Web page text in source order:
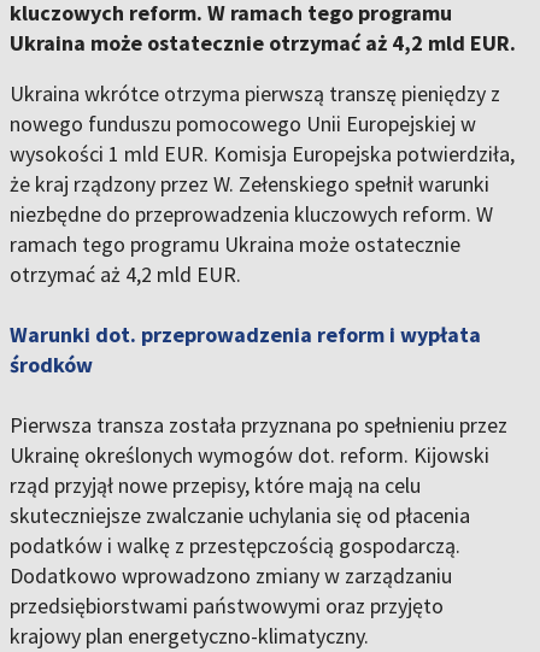
kluczowych reform. W ramach tego programu
Ukraina może ostatecznie otrzymać aż 4,2 mld EUR.
Ukraina wkrótce otrzyma pierwszą transzę pieniędzy z
nowego funduszu pomocowego Unii Europejskiej w
wysokości 1 mld EUR. Komisja Europejska potwierdziła,
że kraj rządzony przez W. Zełenskiego spełnił warunki
niezbędne do przeprowadzenia kluczowych reform. W
ramach tego programu Ukraina może ostatecznie
otrzymać aż 4,2 mld EUR.
Warunki dot. przeprowadzenia reform i wypłata
środków
Pierwsza transza została przyznana po spełnieniu przez
Ukrainę określonych wymogów dot. reform. Kijowski
rząd przyjął nowe przepisy, które mają na celu
skuteczniejsze zwalczanie uchylania się od płacenia
podatków i walkę z przestępczością gospodarczą.
Dodatkowo wprowadzono zmiany w zarządzaniu
przedsiębiorstwami państwowymi oraz przyjęto
krajowy plan energetyczno-klimatyczny.